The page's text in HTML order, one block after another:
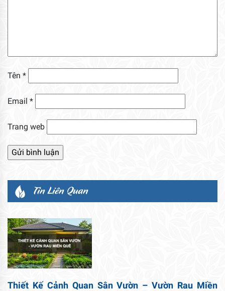
Tên *
Email *
Trang web
Tin Liên Quan
Thiết Kế Cảnh Quan Sân Vườn – Vườn Rau Miền